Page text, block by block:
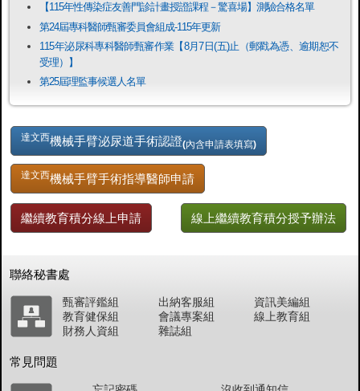
【115年性傳染症友善門診計畫授證課程－驚喜場】測驗合格名單
第24屆專科醫師甄審委員會組成-115年更新
115年泌尿科專科醫師甄審作業【8月7日(五)止（郵戳為憑、逾期恕不
受理）】
第25屆理監事候選人名單
達文西機械手臂泌尿道手術認證(內含申請表填寫)
達文西機械手臂手術指導醫師申請
繼續教育積分線上申請 線上繼續教育積分授予辦法
聯絡秘書處
甄審評鑑組
教育健保組
財務人資組
出納客服組
會議專案組
雜誌組
資訊美編組
線上教育組
常見問題